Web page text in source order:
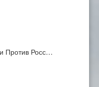
Против Росс…